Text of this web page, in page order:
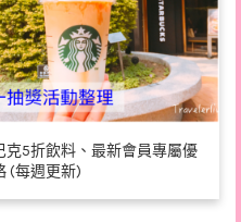
克5折飲料、最新會員專屬優
(每週更新)